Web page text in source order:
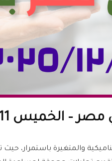
11 ديسمبر 2025
والمتغيرة باستمرار، حيث